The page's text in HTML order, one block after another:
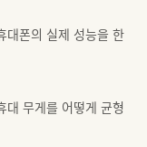
대폰의 실제 성능을 한
대 무게를 어떻게 균형